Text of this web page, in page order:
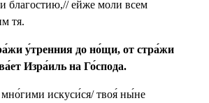
бла́гостию,// е́йже моли́ всем
тя.
у́тренния до но́щи, от стра́жи
Изра́иль на Го́спода.
искуси́ся/ твоя́ ны́не